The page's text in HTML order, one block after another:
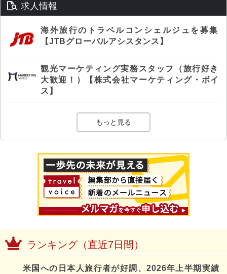
求人情報
海外旅行のトラベルコンシェルジュを募集
【JTBグローバルアシスタンス】
観光マーケティング実務スタッフ（旅行好き
大歓迎！）【株式会社マーケティング・ボイ
ス】
もっと見る
ランキング（直近7日間）
米国への日本人旅行者が好調、2026年上半期実績